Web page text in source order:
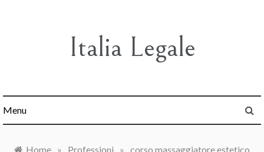
Italia Legale
Menu
Home » Professioni » corso massaggiatore estetico